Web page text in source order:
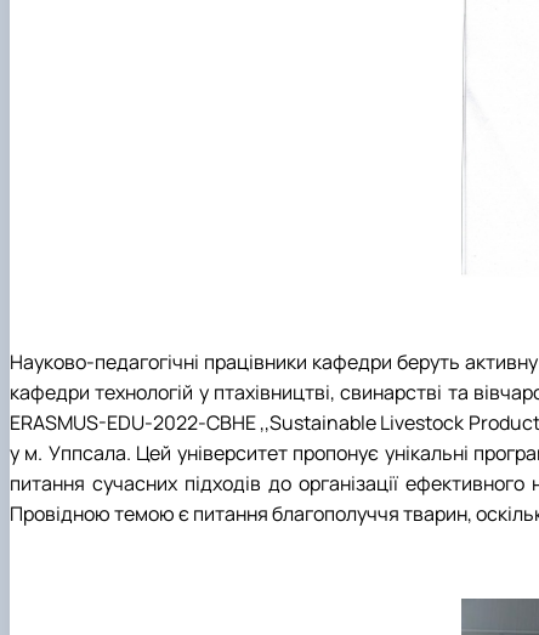
Науково-педагогічні працівники кафедри беруть
кафедри технологій у птахівництві, свинарстві та
ERASMUS-EDU-2022-CBHE ,,Sustainable Livestock
у м. Уппсала. Цей університет пропонує унікальні
питання сучасних підходів до організації
Провідною темою є питання благополуччя тварин,